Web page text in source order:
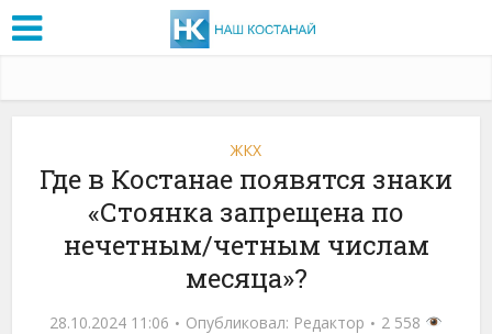
ЖКХ
Где в Костанае появятся знаки
«Стоянка запрещена по
нечетным/четным числам
месяца»?
28.10.2024 11:06 Опубликовал: Редактор
2 558